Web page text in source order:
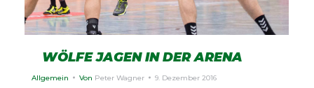
WÖLFE JAGEN IN DER ARENA
Allgemein Von Peter Wagner 9. Dezember 2016